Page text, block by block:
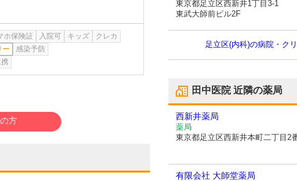
ホ保険証 入院可 キッズ
クレカ
ー
感染予防
方
東京都足立区西新井1丁目3-1
東武大師前ビル2F
足立区(内科)の病院・ク
田中医院近隣の薬局
西新井薬局
薬局
東京都足立区西新井本町二丁目2
有限会社 大師堂薬局